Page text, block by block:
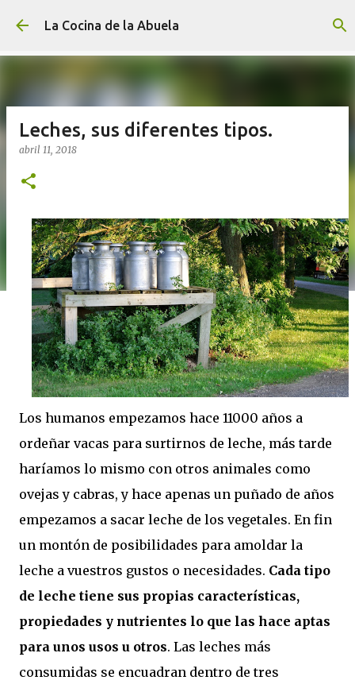
Ir al contenido principal
La Cocina de la Abuela
Leches, sus diferentes tipos.
abril 11, 2018
Los humanos empezamos hace 11000 años a
ordeñar vacas para surtirnos de leche, más tarde
haríamos lo mismo con otros animales como
ovejas y cabras, y hace apenas un puñado de años
empezamos a sacar leche de los vegetales. En fin
un montón de posibilidades para amoldar la
leche a vuestros gustos o necesidades. Cada tipo
de leche tiene sus propias características,
propiedades y nutrientes lo que las hace aptas
para unos usos u otros. Las leches más
consumidas se encuadran dentro de tres